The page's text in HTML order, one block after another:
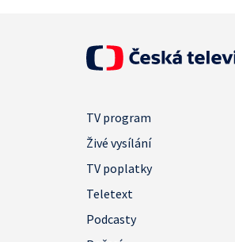
TV program
Živé vysílání
TV poplatky
Teletext
Podcasty